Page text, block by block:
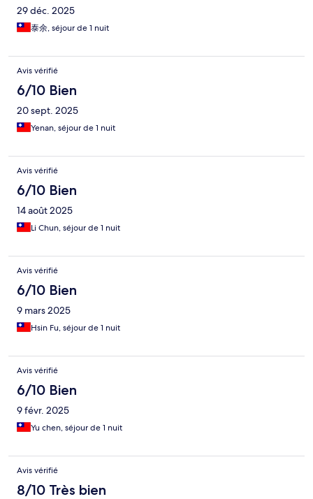
29 déc. 2025
泰余, séjour de 1 nuit
Avis vérifié
6/10 Bien
20 sept. 2025
Yenan, séjour de 1 nuit
Avis vérifié
6/10 Bien
14 août 2025
Li Chun, séjour de 1 nuit
Avis vérifié
6/10 Bien
9 mars 2025
Hsin Fu, séjour de 1 nuit
Avis vérifié
6/10 Bien
9 févr. 2025
Yu chen, séjour de 1 nuit
Avis vérifié
8/10 Très bien